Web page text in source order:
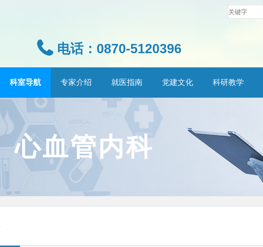
电话：0870-5120396
科室导航 专家介绍 就医指南 党建文化 科研教学
心血管内科